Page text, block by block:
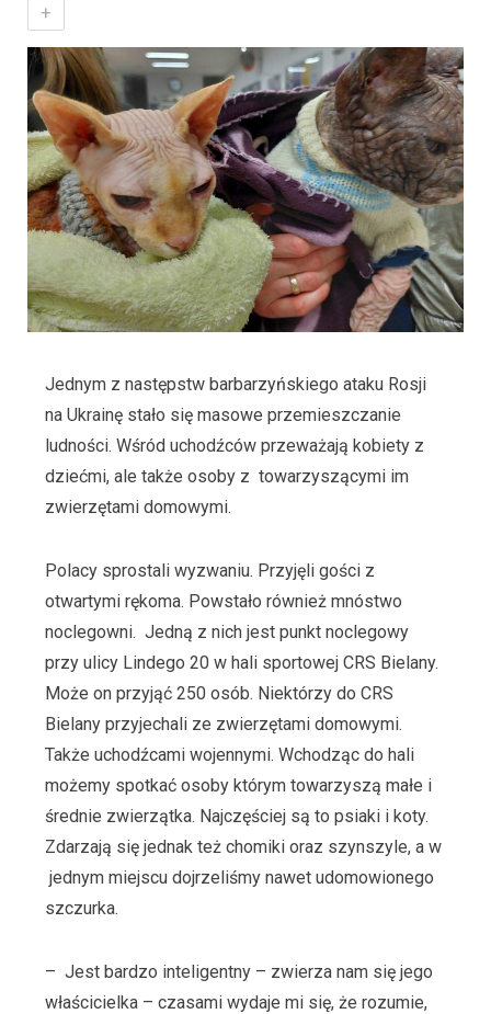
+
Jednym z następstw barbarzyńskiego ataku Rosji
na Ukrainę stało się masowe przemieszczanie
ludności. Wśród uchodźców przeważają kobiety z
dziećmi, ale także osoby z towarzyszącymi im
zwierzętami domowymi.
Polacy sprostali wyzwaniu. Przyjęli gości z
otwartymi rękoma. Powstało również mnóstwo
noclegowni. Jedną z nich jest punkt noclegowy
przy ulicy Lindego 20 w hali sportowej CRS Bielany.
Może on przyjąć 250 osób. Niektórzy do CRS
Bielany przyjechali ze zwierzętami domowymi.
Także uchodźcami wojennymi. Wchodząc do hali
możemy spotkać osoby którym towarzyszą małe i
średnie zwierzątka. Najczęściej są to psiaki i koty.
Zdarzają się jednak też chomiki oraz szynszyle, a w
jednym miejscu dojrzeliśmy nawet udomowionego
szczurka.
– Jest bardzo inteligentny – zwierza nam się jego
właścicielka – czasami wydaje mi się, że rozumie,